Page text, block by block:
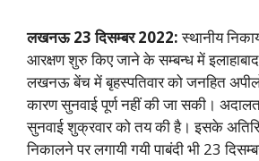
लखनऊ 23 दिसम्बर 2022:स्थानीय
आरक्षण शुरु किए जाने के सम्बन्ध में
लखनऊ बेंच में बृहस्पतिवार को जनहित
कारण सुनवाई पूर्ण नहीं की जा सकी।
सुनवाई शुक्रवार को तय की है। इसके
निकालने पर लगायी गयी पाबंदी भी 23